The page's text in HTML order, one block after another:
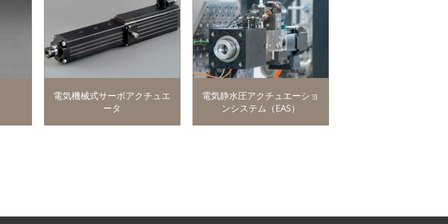
電気機械式サーボアクチュエ
ータ
電気静水圧アクチュエーショ
ンシステム（EAS）